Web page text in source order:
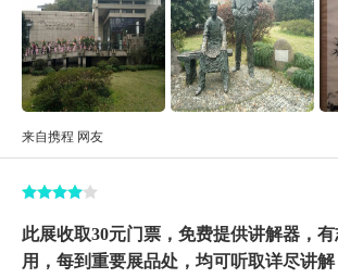
来自携程 网友
此展收取30元门票，免费提供讲解器，
用，每到重要展品处，均可听取详尽讲